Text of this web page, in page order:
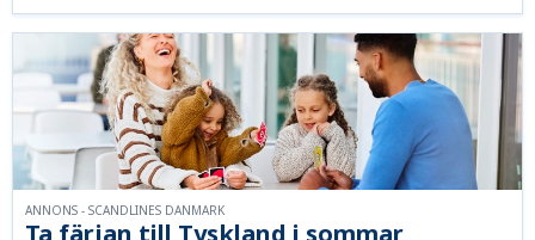
ANNONS - SCANDLINES DANMARK